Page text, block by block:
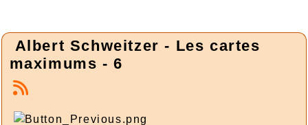
Albert Schweitzer - Les cartes
maximums - 6